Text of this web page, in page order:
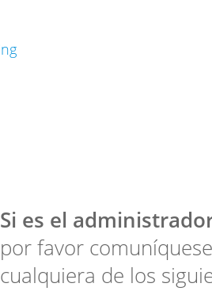
Si es el
por favor
cualquiera de los